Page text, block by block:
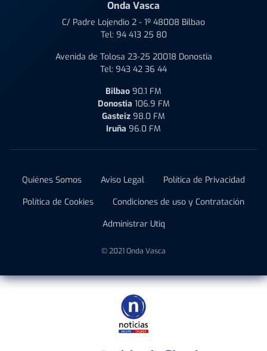
Onda Vasca
C/ Padre Lojendio 2 - 1º 48008 Bilbao
Tel: 94 413 25 80
Avenida de Tolosa 23-25 20018 Donostia
Tel: 943 42 36 44
Bilbao 90.1 FM
Donostia 106.9 FM
Gasteiz 98.0 FM
Iruña 96.0 FM
Quiénes Somos Aviso Legal
Política de Privacidad
Política de Cookies
Condiciones de uso y Contratación
Administrar Utiq
© 2021 Onda Vasca